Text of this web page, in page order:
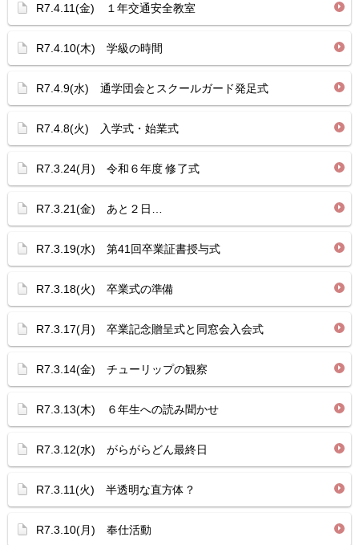
R7.4.11(金) １年交通安全教室
R7.4.10(木) 学級の時間
R7.4.9(水) 通学団会とスクールガード発足式
R7.4.8(火) 入学式・始業式
R7.3.24(月) 令和６年度 修了式
R7.3.21(金) あと２日…
R7.3.19(水) 第41回卒業証書授与式
R7.3.18(火) 卒業式の準備
R7.3.17(月) 卒業記念贈呈式と同窓会入会式
R7.3.14(金) チューリップの観察
R7.3.13(木) ６年生への読み聞かせ
R7.3.12(水) がらがらどん最終日
R7.3.11(火) 半透明な直方体？
R7.3.10(月) 奉仕活動